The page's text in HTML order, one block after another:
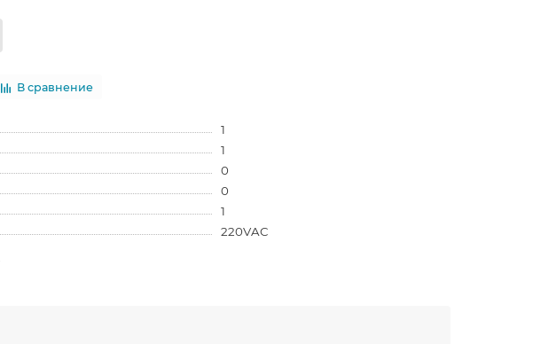
В сравнение
1
1
0
0
1
220VAC